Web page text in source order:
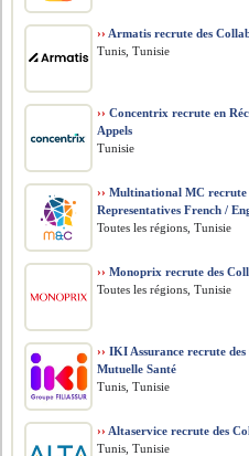
›› Armatis recrute des
Tunis, Tunisie
›› Concentrix recrute en
Appels
Tunisie
›› Multinational MC recrute
Representatives French /
Toutes les régions, Tunisie
›› Monoprix recrute des
Toutes les régions, Tunisie
›› IKI Assurance recrute des
Mutuelle Santé
Tunis, Tunisie
›› Altaservice recrute des
Tunis, Tunisie